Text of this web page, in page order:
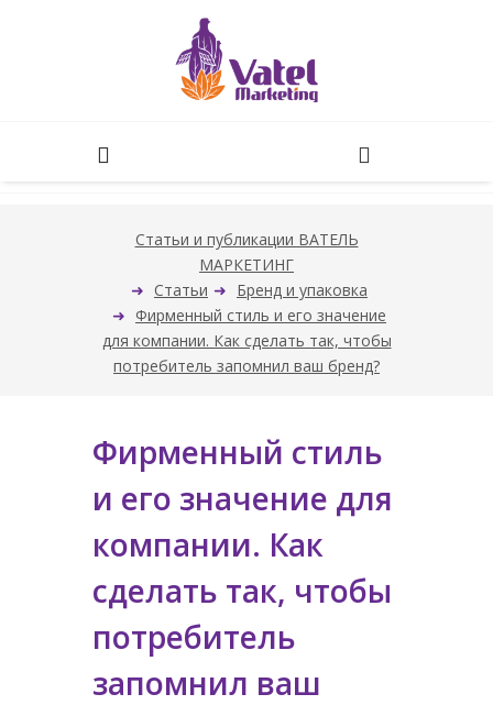
Статьи и публикации ВАТЕЛЬ
МАРКЕТИНГ
Статьи
Бренд и упаковка
Фирменный стиль и его значение
для компании. Как сделать так, чтобы
потребитель запомнил ваш бренд?
Фирменный стиль
и его значение для
компании. Как
сделать так, чтобы
потребитель
запомнил ваш